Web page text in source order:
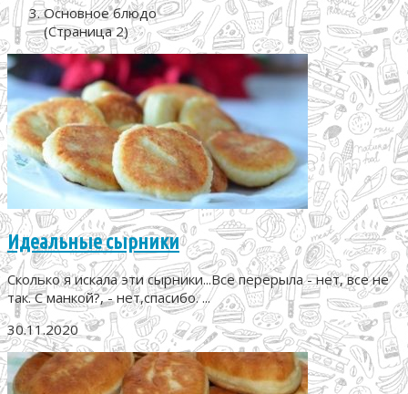
Основное блюдо
(Страница 2)
Идеальные сырники
Сколько я искала эти сырники...Все перерыла - нет, все не
так. С манкой?, - нет,спасибо. ...
30.11.2020